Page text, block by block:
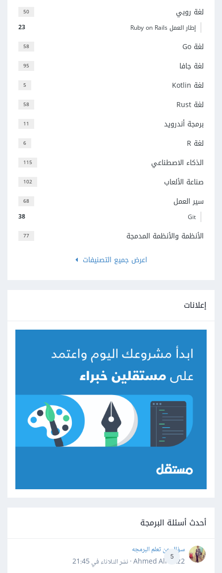
50 لغة روبي
23 إطار العمل Ruby on Rails
58 لغة Go
95 لغة جافا
5 لغة Kotlin
58 لغة Rust
11 برمجة أندرويد
6 لغة R
115 الذكاء الاصطناعي
102 صناعة الألعاب
68 سير العمل
38 Git
77
الأنظمة والأنظمة المدمجة
اعرض جميع التصنيفات
إعلانات
أحدث أسئلة البرمجة
5
سؤال عن تعلم البرمجه
Ahmed Alhafiz2 · نشر
الثلاثاء في 21:45